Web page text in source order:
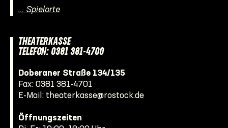
… Spielorte
THEATERKASSE
TELEFON: 0381 381-4700
Doberaner Straße 134/135
Fax: 0381 381-4701
E-Mail: theaterkasse@rostock.de
Öffnungszeiten